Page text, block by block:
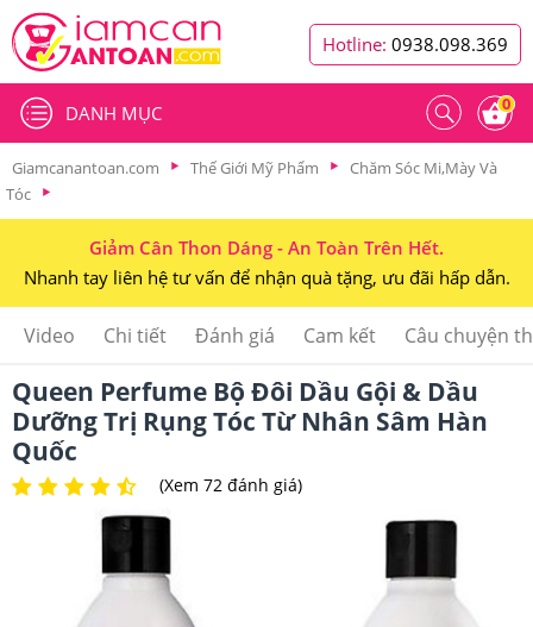
Hotline: 0938.098.369
0
DANH MỤC
Giamcanantoan.com Thế Giới Mỹ Phẩm
Chăm Sóc Mi,Mày Và
Tóc
Giảm Cân Thon Dáng - An Toàn Trên Hết.
Nhanh tay liên hệ tư vấn để nhận quà tặng, ưu đãi hấp dẫn.
Video Chi tiết Đánh giá Cam kết Câu chuyện
Queen Perfume Bộ Đôi Dầu Gội & Dầu
Dưỡng Trị Rụng Tóc Từ Nhân Sâm Hàn
Quốc
(Xem 72 đánh giá)